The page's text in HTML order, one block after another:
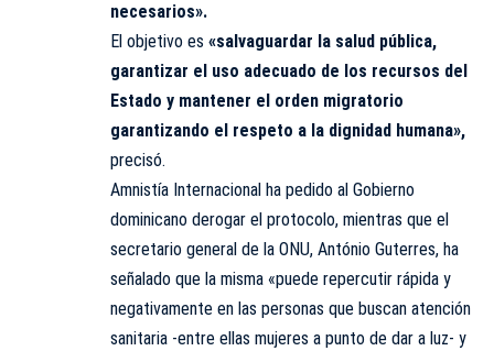
necesarios».
El objetivo es «salvaguardar la salud pública,
garantizar el uso adecuado de los recursos del
Estado y mantener el orden migratorio
garantizando el respeto a la dignidad humana»,
precisó.
Amnistía Internacional ha pedido al Gobierno
dominicano derogar el protocolo, mientras que el
secretario general de la ONU, António Guterres, ha
señalado que la misma «puede repercutir rápida y
negativamente en las personas que buscan atención
sanitaria -entre ellas mujeres a punto de dar a luz- y